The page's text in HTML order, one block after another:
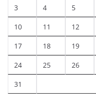
3 4 5
10 11 12
17 18 19
24 25 26
31